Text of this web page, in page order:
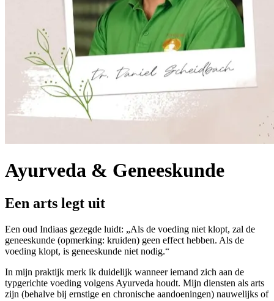
Ayurveda & Geneeskunde
Een arts legt uit
Een oud Indiaas gezegde luidt: „Als de voeding niet klopt, zal de
geneeskunde (opmerking: kruiden) geen effect hebben. Als de
voeding klopt, is geneeskunde niet nodig.“
In mijn praktijk merk ik duidelijk wanneer iemand zich aan de
typgerichte voeding volgens Ayurveda houdt. Mijn diensten als arts
zijn (behalve bij ernstige en chronische aandoeningen) nauwelijks of